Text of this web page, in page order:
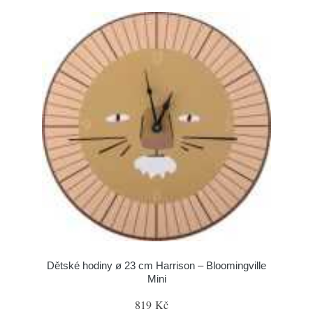
Dětské hodiny ø 23 cm Harrison – Bloomingville
Mini
819 Kč